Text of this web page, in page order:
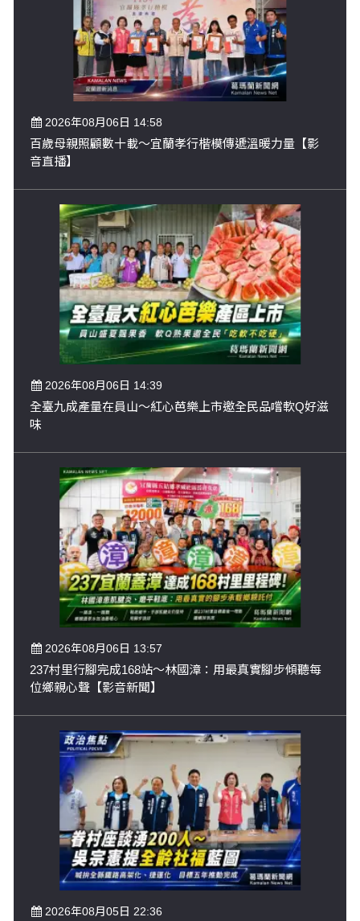
2026年08月06日 14:58
百歲母親照顧數十載～宜蘭孝行楷模傳遞溫暖力量【影
音直播】
2026年08月06日 14:39
全臺九成產量在員山～紅心芭樂上市邀全民品嚐軟Q好滋
味
2026年08月06日 13:57
237村里行腳完成168站～林國漳：用最真實腳步傾聽每
位鄉親心聲【影音新聞】
2026年08月05日 22:36